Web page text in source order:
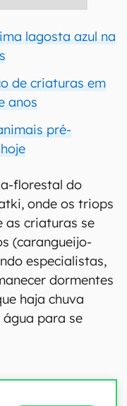
lagosta azul na
de criaturas em
anos
pré-
florestal do
onde os triops
as criaturas se
(carangueijo-
especialistas,
dormentes
haja chuva
para se